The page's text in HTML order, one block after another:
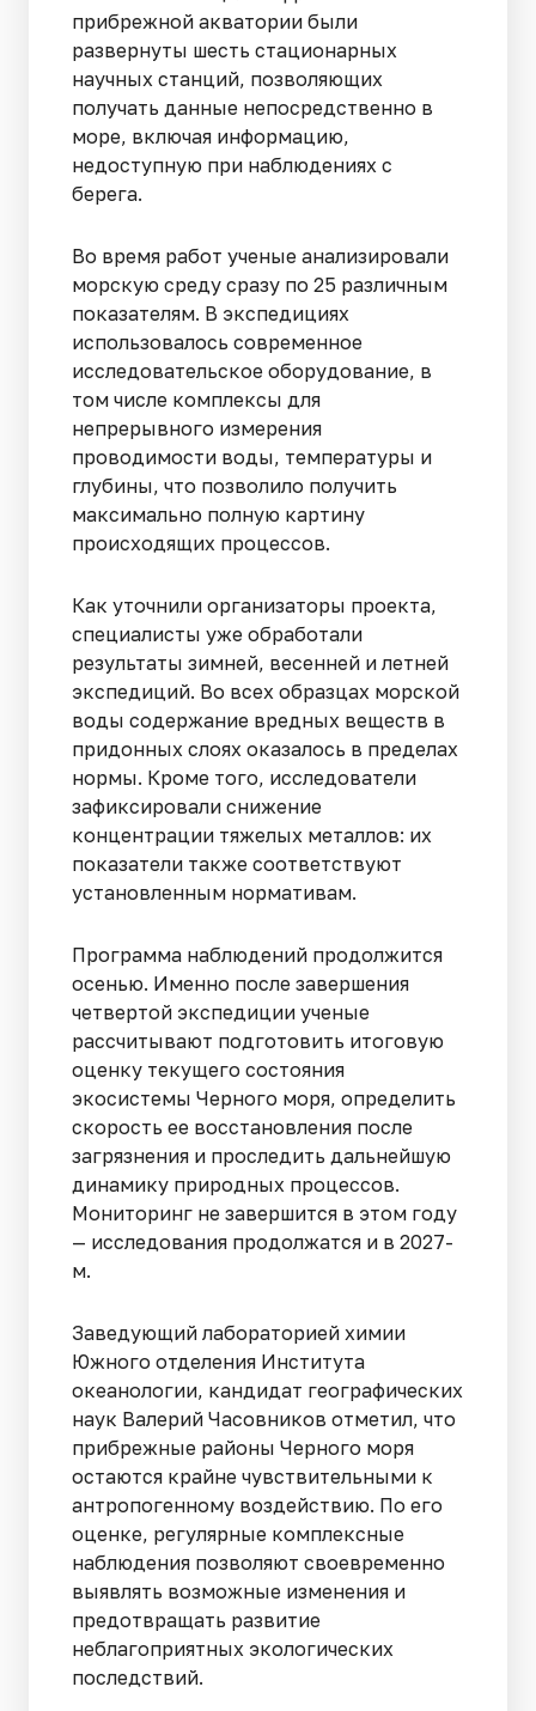
прибрежной акватории были
развернуты шесть стационарных
научных станций, позволяющих
получать данные непосредственно в
море, включая информацию,
недоступную при наблюдениях с
берега.
Во время работ ученые анализировали
морскую среду сразу по 25 различным
показателям. В экспедициях
использовалось современное
исследовательское оборудование, в
том числе комплексы для
непрерывного измерения
проводимости воды, температуры и
глубины, что позволило получить
максимально полную картину
происходящих процессов.
Как уточнили организаторы проекта,
специалисты уже обработали
результаты зимней, весенней и летней
экспедиций. Во всех образцах морской
воды содержание вредных веществ в
придонных слоях оказалось в пределах
нормы. Кроме того, исследователи
зафиксировали снижение
концентрации тяжелых металлов: их
показатели также соответствуют
установленным нормативам.
Программа наблюдений продолжится
осенью. Именно после завершения
четвертой экспедиции ученые
рассчитывают подготовить итоговую
оценку текущего состояния
экосистемы Черного моря, определить
скорость ее восстановления после
загрязнения и проследить дальнейшую
динамику природных процессов.
Мониторинг не завершится в этом году
— исследования продолжатся и в 2027-
м.
Заведующий лабораторией химии
Южного отделения Института
океанологии, кандидат географических
наук Валерий Часовников отметил, что
прибрежные районы Черного моря
остаются крайне чувствительными к
антропогенному воздействию. По его
оценке, регулярные комплексные
наблюдения позволяют своевременно
выявлять возможные изменения и
предотвращать развитие
неблагоприятных экологических
последствий.